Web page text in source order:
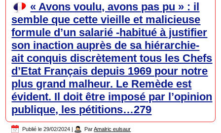
« Avons voulu, avons pas pu » : il
semble que cette vieille et malicieuse
formule d’un salarié -habitué à justifier
son inaction auprès de sa hiérarchie-
ait conquis discrètement tous les Chefs
d’Etat Français depuis 1969 pour notre
plus grand malheur. Le Remède est
évident. Il doit être imposé par l’opinion
publique, les pétitions…279
Publié le 29/02/2024 | Par Amalric eulsaur